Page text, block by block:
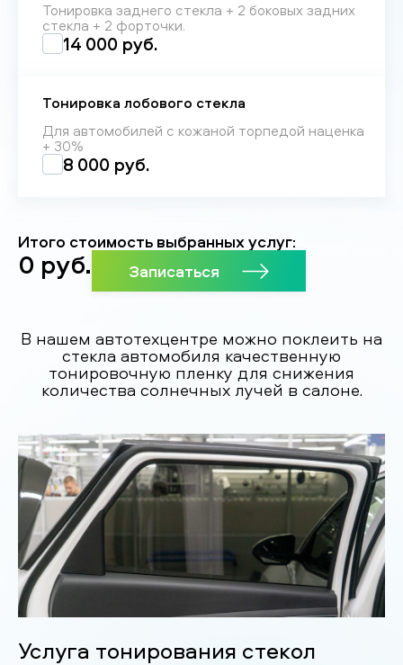
Тонировка заднего стекла + 2 боковых задних
стекла + 2 форточки.
14 000 руб.
Тонировка лобового стекла
Для автомобилей с кожаной торпедой наценка
+ 30%
8 000 руб.
Итого стоимость выбранных услуг:
0 руб. Записаться
В нашем автотехцентре можно поклеить на
стекла автомобиля качественную
тонировочную пленку для снижения
количества солнечных лучей в салоне.
Услуга тонирования стекол